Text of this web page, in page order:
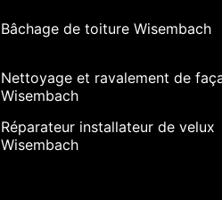
Bâchage de toiture Wisembach
Nettoyage et ravalement de
Wisembach
Réparateur installateur de velux
Wisembach